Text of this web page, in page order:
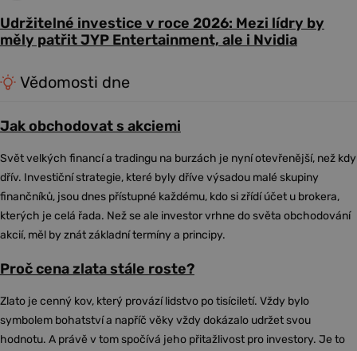
Udržitelné investice v roce 2026: Mezi lídry by
měly patřit JYP Entertainment, ale i Nvidia
Vědomosti dne
Jak obchodovat s akciemi
Svět velkých financí a tradingu na burzách je nyní otevřenější, než kdy
dřív. Investiční strategie, které byly dříve výsadou malé skupiny
finančníků, jsou dnes přístupné každému, kdo si zřídí účet u brokera,
kterých je celá řada. Než se ale investor vrhne do světa obchodování
akcií, měl by znát základní termíny a principy.
Proč cena zlata stále roste?
Zlato je cenný kov, který provází lidstvo po tisíciletí. Vždy bylo
symbolem bohatství a napříč věky vždy dokázalo udržet svou
hodnotu. A právě v tom spočívá jeho přitažlivost pro investory. Je to